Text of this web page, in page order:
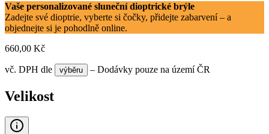
Vaše personalizované sluneční dioptrické brýle
Zadejte své dioptrie, vyberte si čočky, přidejte zabarvení – a
objednejte si je pohodlně online.
660,00 Kč
vč. DPH dle výběru – Dodávky pouze na území ČR
Velikost